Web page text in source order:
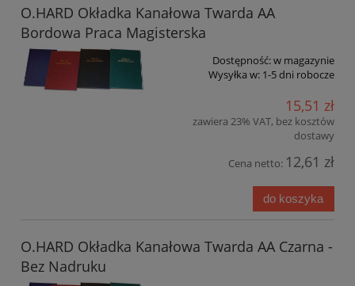
O.HARD Okładka Kanałowa Twarda AA
Bordowa Praca Magisterska
Dostępność:w magazynie
Wysyłka w: 1-5 dni robocze
15,51 zł
zawiera 23% VAT, bez kosztów
dostawy
Cena netto: 12,61 zł
do koszyka
O.HARD Okładka Kanałowa Twarda AA Czarna -
Bez Nadruku